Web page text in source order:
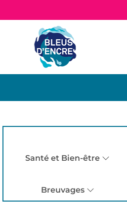
Santé et Bien-être
Breuvages